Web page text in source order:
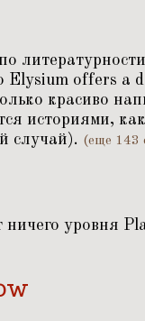
Elysium offers a
красиво
историями,
случай). (еще 143
уровня